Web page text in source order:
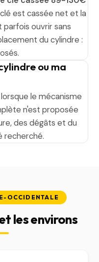
est cassée net et la
parfois ouvrir sans
du cylindre :
ou ma
le mécanisme
n'est proposée
des dégâts et du
recherché.
OCCIDENTALE
les environs